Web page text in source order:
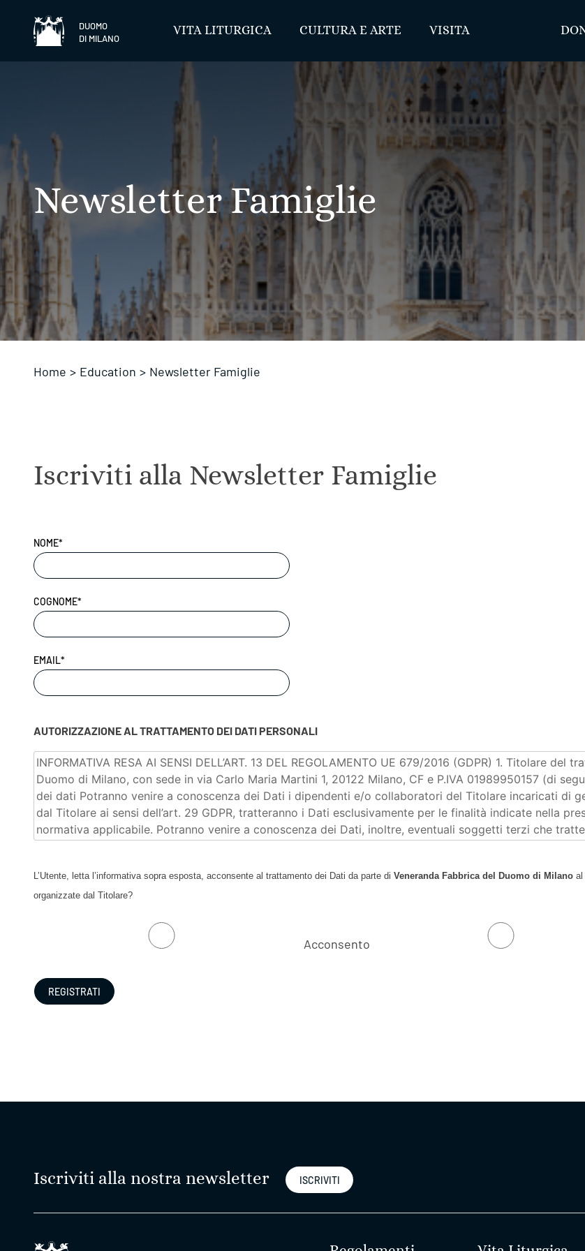
DUOMO
DI MILANO
VITA LITURGICA CULTURA E ARTE VISITA
Newsletter Famiglie
Home > Education > Newsletter Famiglie
Iscriviti alla Newsletter Famiglie
NOME*
COGNOME*
EMAIL*
AUTORIZZAZIONE AL TRATTAMENTO DEI DATI PERSONALI
L’Utente, letta l’informativa sopra esposta, acconsente al trattamento dei Dati da parte di Veneranda Fabbrica del Duomo di Milano al
organizzate dal Titolare?
Acconsento
Iscriviti alla nostra newsletter ISCRIVITI